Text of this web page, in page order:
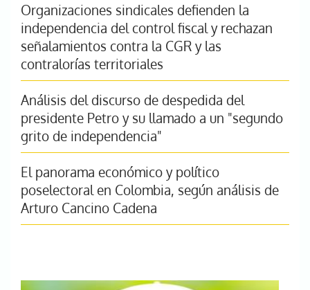
Organizaciones sindicales defienden la
independencia del control fiscal y rechazan
señalamientos contra la CGR y las
contralorías territoriales
Análisis del discurso de despedida del
presidente Petro y su llamado a un "segundo
grito de independencia"
El panorama económico y político
poselectoral en Colombia, según análisis de
Arturo Cancino Cadena